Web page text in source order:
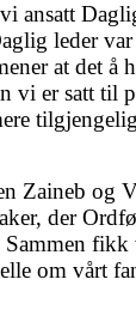
ansatt
leder
at det å
vi er satt til
Zaineb og
der
fikk
om vårt